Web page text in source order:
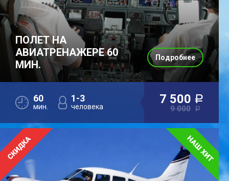
ПОЛЕТ НА
АВИАТРЕНАЖЕРЕ 60
МИН.
60
мин.
1-3
человека
7 500 a
9 000 a
Подробнее